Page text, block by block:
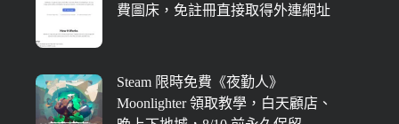
費圖床，免註冊直接取得外連網址
Steam 限時免費《夜勤人》
Moonlighter 領取教學，白天顧店、